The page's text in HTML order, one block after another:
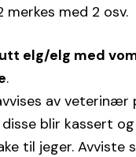
merkes med 2 osv.
elg/elg med
.
av veterinær
disse blir kassert
til jeger. Avviste